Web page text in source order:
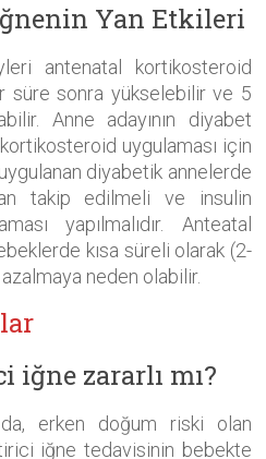
Yan Etkileri
antenatal kortikosteroid
süre sonra yükselebilir ve 5
Anne adayının diyabet
uygulaması için
diyabetik annelerde
takip edilmeli ve insulin
yapılmalıdır. Anteatal
kısa süreli olarak (2-
neden olabilir.
zararlı mı?
erken doğum riski olan
iğne tedavisinin bebekte